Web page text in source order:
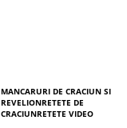
MANCARURI DE CRACIUN SI
REVELIONRETETE DE
CRACIUNRETETE VIDEO